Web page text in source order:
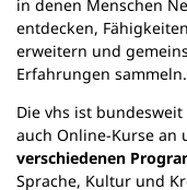
in denen Menschen
entdecken, Fähigkeiten
erweitern und
Erfahrungen sammeln.
Die vhs ist
auch Online-Kurse
verschiedenen
Sprache, Kultur und